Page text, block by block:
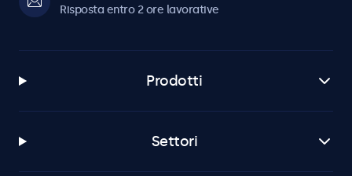
Risposta entro 2 ore lavorative
Prodotti
Settori